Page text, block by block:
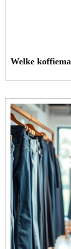
Welke